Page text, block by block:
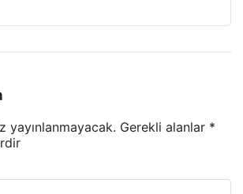
yayınlanmayacak. Gerekli alanlar *